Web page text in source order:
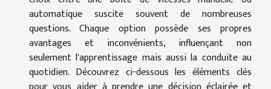
automatique suscite souvent de nombreuses
questions. Chaque option possède ses propres
avantages et inconvénients, influençant non
seulement l'apprentissage mais aussi la conduite au
quotidien. Découvrez ci-dessous les éléments clés